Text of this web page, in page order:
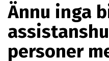
Ännu inga
personer